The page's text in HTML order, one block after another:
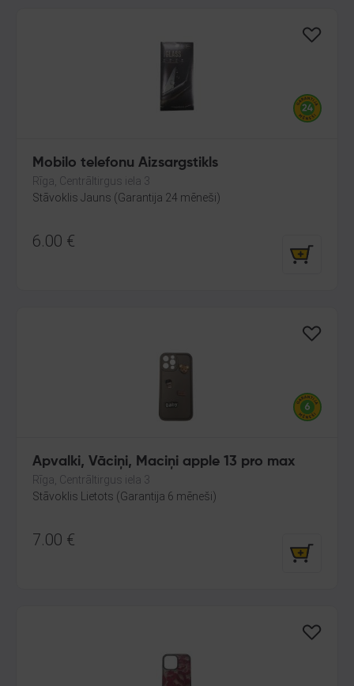
Mobilo telefonu Aizsargstikls
Rīga, Centrāltirgus iela 3
Stāvoklis Jauns (Garantija 24 mēneši)
6.00 €
Apvalki, Vāciņi, Maciņi apple 13 pro max
Rīga, Centrāltirgus iela 3
Stāvoklis Lietots (Garantija 6 mēneši)
7.00 €